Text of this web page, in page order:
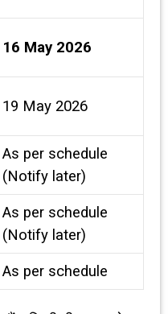
16 May 2026
19 May 2026
As per schedule
(Notify later)
As per schedule
(Notify later)
As per schedule